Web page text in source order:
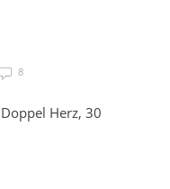
8
Herz, 30